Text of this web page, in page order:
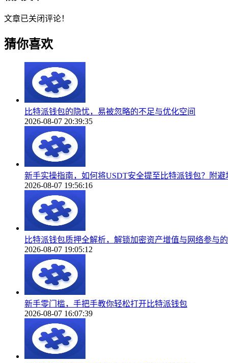
文章已关闭评论！
猜你喜欢
比特派钱包的隐忧，易被忽略的不足与优化空间
2026-08-07 20:39:35
新手实操指南，如何将USDT安全提至比特派钱包？附避
2026-08-07 19:56:16
比特派钱包质押全解析，解锁加密资产增值与网络参与
2026-08-07 19:05:12
新手零门槛，手把手教你轻松打开比特派钱包
2026-08-07 16:07:39